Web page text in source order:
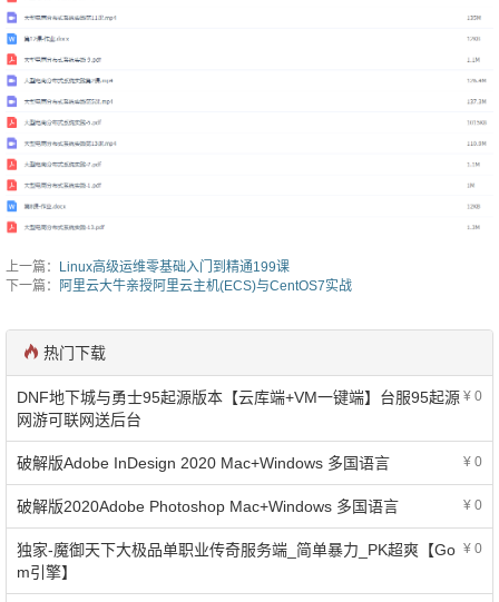
上一篇： Linux高级运维零基础入门到精通199课
下一篇： 阿里云大牛亲授阿里云主机(ECS)与CentOS7实战
热门下载
¥ 0
DNF地下城与勇士95起源版本【云库端+VM一键端】台服95起源
网游可联网送后台
¥ 0
破解版Adobe InDesign 2020 Mac+Windows 多国语言
¥ 0
破解版2020Adobe Photoshop Mac+Windows 多国语言
¥ 0
独家-魔御天下大极品单职业传奇服务端_简单暴力_PK超爽【Go
m引擎】